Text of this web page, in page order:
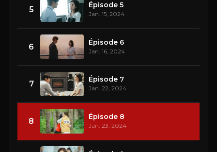
5 Épisode 5
Jan. 15, 2024
6 Épisode 6
Jan. 16, 2024
7 Épisode 7
Jan. 22, 2024
8 Épisode 8
Jan. 23, 2024